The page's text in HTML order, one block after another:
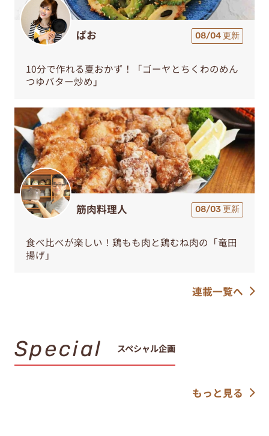
ぱお 08/04 更新
10分で作れる夏おかず！「ゴーヤとちくわのめん
つゆバター炒め」
筋肉料理人 08/03 更新
食べ比べが楽しい！鶏もも肉と鶏むね肉の「竜田
揚げ」
連載一覧へ
Special スペシャル企画
もっと見る